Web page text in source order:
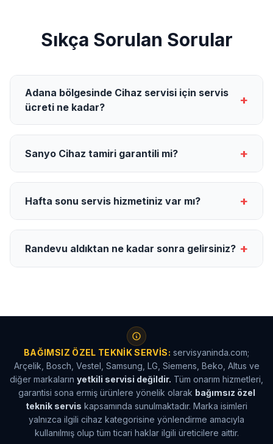
Sıkça Sorulan Sorular
Adana bölgesinde Cihaz servisi için servis
ücreti ne kadar?
+
Sanyo Cihaz tamiri garantili mi? +
Hafta sonu servis hizmetiniz var mı? +
Randevu aldıktan ne kadar sonra gelirsiniz? +
BAĞIMSIZ ÖZEL TEKNIK SERVIS: servisyaninda.com;
Arçelik, Bosch, Vestel, Samsung, LG, Siemens, Beko, Altus ve
diğer markaların yetkili servisi değildir. Tüm onarım hizmetleri,
garantisi sona ermiş ürünlere yönelik olarak bağımsız özel
teknik servis kapsamında sunulmaktadır. Marka isimleri
yalnızca ilgili cihaz kategorisine yönlendirme amacıyla
kullanılmış olup tüm ticari haklar ilgili üreticilere aittir.